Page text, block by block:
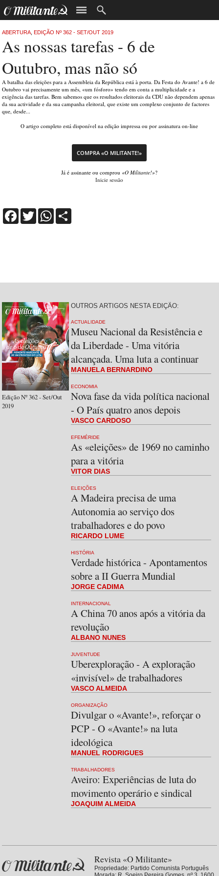
ABERTURA ,EDIÇÃO Nº 362 - SET/OUT 2019
As nossas tarefas - 6 de
Outubro, mas não só
A batalha das eleições para a Assembleia da República está à porta. Da Festa do Avante! a 6 de
Outubro vai precisamente um mês, «um fósforo» tendo em conta a multiplicidade e a
exigência das tarefas. Bem sabemos que os resultados eleitorais da CDU não dependem apenas
da sua actividade e da sua campanha eleitoral, que existe um complexo conjunto de factores
que, desde...
O artigo completo está disponível na edição impressa ou por assinatura on-line
COMPRA «O MILITANTE!»
Já é assinante ou comprou «O Militante!»?
Inicie sessão
FacebookTwitterWhatsApp
Edição Nº 362 - Set/Out
2019
OUTROS ARTIGOS NESTA EDIÇÃO:
ACTUALIDADE
Museu Nacional da Resistência e
da Liberdade - Uma vitória
alcançada. Uma luta a continuar
MANUELA BERNARDINO
ECONOMIA
Nova fase da vida política nacional
- O País quatro anos depois
VASCO CARDOSO
EFEMÉRIDE
As «eleições» de 1969 no caminho
para a vitória
VITOR DIAS
ELEIÇÕES
A Madeira precisa de uma
Autonomia ao serviço dos
trabalhadores e do povo
RICARDO LUME
HISTÓRIA
Verdade histórica - Apontamentos
sobre a II Guerra Mundial
JORGE CADIMA
INTERNACIONAL
A China 70 anos após a vitória da
revolução
ALBANO NUNES
JUVENTUDE
Uberexploração - A exploração
«invisível» de trabalhadores
VASCO ALMEIDA
ORGANIZAÇÃO
Divulgar o «Avante!», reforçar o
PCP - O «Avante!» na luta
ideológica
MANUEL RODRIGUES
TRABALHADORES
Aveiro: Experiências de luta do
movimento operário e sindical
JOAQUIM ALMEIDA
Revista «O Militante»
Propriedade: Partido Comunista Português